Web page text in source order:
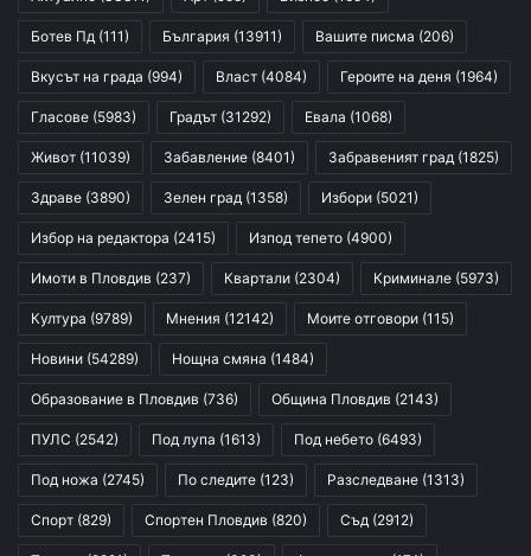
Ботев Пд (111) България (13911) Вашите писма (206)
Вкусът на града (994) Власт (4084) Героите на деня (1964)
Гласове (5983) Градът (31292) Евала (1068)
Живот (11039) Забавление (8401) Забравеният град (1825)
Здраве (3890) Зелен град (1358) Избори (5021)
Избор на редактора (2415) Изпод тепето (4900)
Имоти в Пловдив (237) Квартали (2304) Криминале (5973)
Култура (9789) Мнения (12142) Моите отговори (115)
Новини (54289) Нощна смяна (1484)
Образование в Пловдив (736) Община Пловдив (2143)
ПУЛС (2542) Под лупа (1613) Под небето (6493)
Под ножа (2745) По следите (123) Разследване (1313)
Спорт (829) Спортен Пловдив (820) Съд (2912)